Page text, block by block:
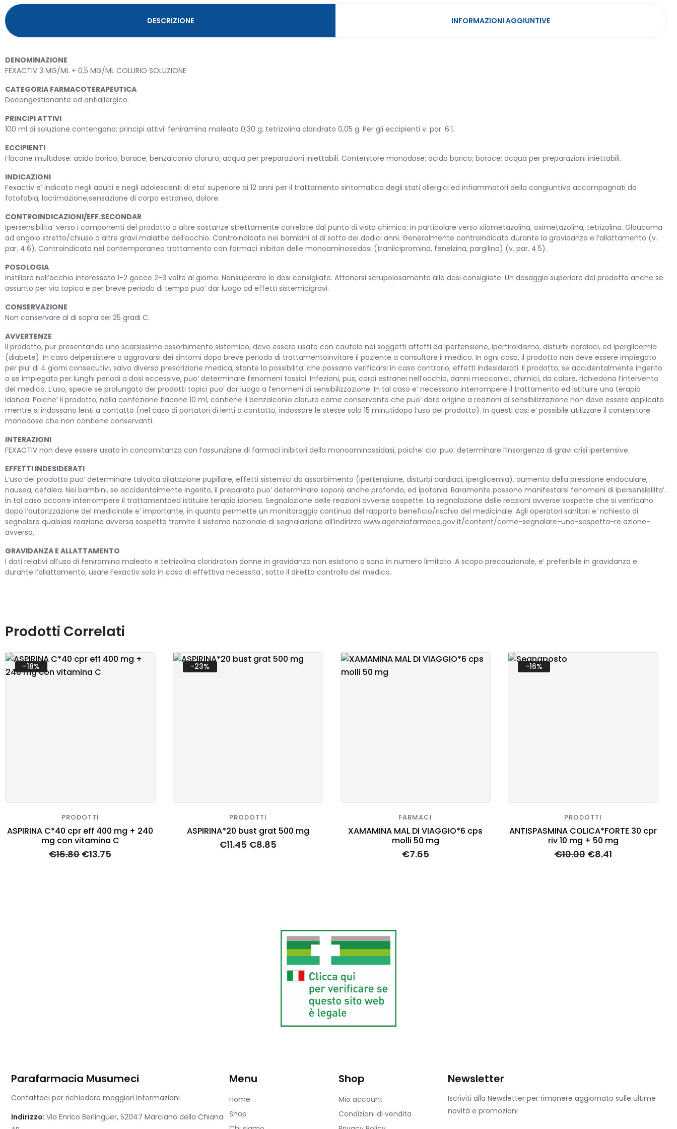
OMEOPATIA
SANITARIA
VETERINARIA
DESCRIZIONE INFORMAZIONI AGGIUNTIVE
DENOMINAZIONE
FEXACTIV 3 MG/ML + 0,5 MG/ML COLLIRIO SOLUZIONE
CATEGORIA FARMACOTERAPEUTICA
Decongestionante ed antiallergico.
PRINCIPI ATTIVI
100 ml di soluzione contengono; principi attivi: feniramina maleato 0,30 g; tetrizolina cloridrato 0,05 g. Per gli eccipienti v. par. 6.1.
ECCIPIENTI
Flacone multidose: acido borico; borace; benzalconio cloruro; acqua per preparazioni iniettabili. Contenitore monodose: acido borico; borace; acqua per preparazioni iniettabili.
INDICAZIONI
Fexactiv e’ indicato negli adulti e negli adolescenti di eta’ superiore ai 12 anni per il trattamento sintomatico degli stati allergici ed infiammatori della congiuntiva accompagnati da
fotofobia, lacrimazione,sensazione di corpo estraneo, dolore.
CONTROINDICAZIONI/EFF.SECONDAR
Ipersensibilita’ verso i componenti del prodotto o altre sostanze strettamente correlate dal punto di vista chimico; in particolare verso xilometazolina, oximetazolina, tetrizolina. Glaucoma
ad angolo stretto/chiuso o altre gravi malattie dell’occhio. Controindicato nei bambini al di sotto dei dodici anni. Generalmente controindicato durante la gravidanza e l’allattamento (v.
par. 4.6). Controindicato nel contemporaneo trattamento con farmaci inibitori delle monoaminossidasi (tranilcipromina, fenelzina, pargilina) (v. par. 4.5).
POSOLOGIA
Instillare nell’occhio interessato 1-2 gocce 2-3 volte al giorno. Nonsuperare le dosi consigliate. Attenersi scrupolosamente alle dosi consigliate. Un dosaggio superiore del prodotto anche se
assunto per via topica e per breve periodo di tempo puo’ dar luogo ad effetti sistemicigravi.
CONSERVAZIONE
Non conservare al di sopra dei 25 gradi C.
AVVERTENZE
Il prodotto, pur presentando uno scarsissimo assorbimento sistemico, deve essere usato con cautela nei soggetti affetti da ipertensione, ipertiroidismo, disturbi cardiaci, ed iperglicemia
(diabete). In caso delpersistere o aggravarsi dei sintomi dopo breve periodo di trattamentoinvitare il paziente a consultare il medico. In ogni caso, il prodotto non deve essere impiegato
per piu’ di 4 giorni consecutivi, salvo diversa prescrizione medica, stante la possibilita’ che possano verificarsi in caso contrario, effetti indesiderati. Il prodotto, se accidentalmente ingerito
o se impiegato per lunghi periodi a dosi eccessive, puo’ determinare fenomeni tossici. Infezioni, pus, corpi estranei nell’occhio, danni meccanici, chimici, da calore, richiedono l’intervento
del medico. L’uso, specie se prolungato dei prodotti topici puo’ dar luogo a fenomeni di sensibilizzazione. In tal caso e’ necessario interrompere il trattamento ed istituire una terapia
idonea. Poiche’ il prodotto, nella confezione flacone 10 ml, contiene il benzalconio cloruro come conservante che puo’ dare origine a reazioni di sensibilizzazione non deve essere applicato
mentre si indossano lenti a contatto (nel caso di portatori di lenti a contatto, indossare le stesse solo 15 minutidopo l’uso del prodotto). In questi casi e’ possibile utilizzare il contenitore
monodose che non contiene conservanti.
INTERAZIONI
FEXACTIV non deve essere usato in concomitanza con l’assunzione di farmaci inibitori della monoaminossidasi, poiche’ cio’ puo’ determinare l’insorgenza di gravi crisi ipertensive.
EFFETTI INDESIDERATI
L’uso del prodotto puo’ determinare talvolta dilatazione pupillare, effetti sistemici da assorbimento (ipertensione, disturbi cardiaci, iperglicemia), aumento della pressione endoculare,
nausea, cefalea. Nei bambini, se accidentalmente ingerito, il preparato puo’ determinare sopore anche profondo, ed ipotonia. Raramente possono manifestarsi fenomeni di ipersensibilita’.
In tal caso occorre interrompere il trattamentoed istituire terapia idonea. Segnalazione delle reazioni avverse sospette. La segnalazione delle reazioni avverse sospette che si verificano
dopo l’autorizzazione del medicinale e’ importante, in quanto permette un monitoraggio continuo del rapporto beneficio/rischio del medicinale. Agli operatori sanitari e’ richiesto di
segnalare qualsiasi reazione avversa sospetta tramite il sistema nazionale di segnalazione all’indirizzo www.agenziafarmaco.gov.it/content/come-segnalare-una-sospetta-re azione-
avversa.
GRAVIDANZA E ALLATTAMENTO
I dati relativi all’uso di feniramina maleato e tetrizolina cloridratoin donne in gravidanza non esistono o sono in numero limitato. A scopo precauzionale, e’ preferibile in gravidanza e
durante l’allattamento, usare Fexactiv solo in caso di effettiva necessita’, sotto il diretto controllo del medico.
Prodotti Correlati
-18%
PRODOTTI
ASPIRINA C*40 cpr eff 400 mg + 240
mg con vitamina C
€16.80€13.75
-23%
PRODOTTI
ASPIRINA*20 bust grat 500 mg
€11.45€8.85
FARMACI
XAMAMINA MAL DI VIAGGIO*6 cps
molli 50 mg
€7.65
-16%
PRODOTTI
ANTISPASMINA COLICA*FORTE 30 cpr
riv 10 mg + 50 mg
€10.00 €8.41
Parafarmacia Musumeci
Contattaci per richiedere maggiori informazioni
Indirizzo: Via Enrico Berlinguer, 52047 Marciano della Chiana
Menu
Home
Shop
Shop
Mio account
Condizioni di vendita
Newsletter
Iscriviti alla Newsletter per rimanere aggiornato sulle ultime
novità e promozioni